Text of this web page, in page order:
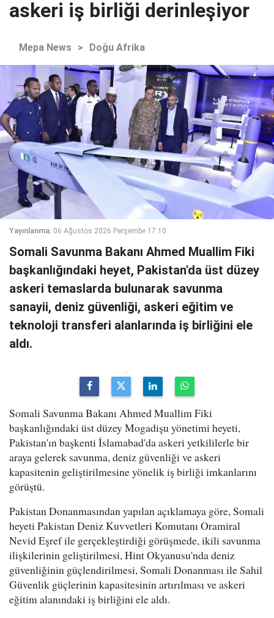
askeri iş birliği derinleşiyor
Mepa News > Doğu Afrika
Yayınlanma: 06 Ağustos 2026 Perşembe 17:10
Somali Savunma Bakanı Ahmed Muallim Fiki
başkanlığındaki heyet, Pakistan'da üst düzey
askeri temaslarda bulunarak savunma
sanayii, deniz güvenliği, askeri eğitim ve
teknoloji transferi alanlarında iş birliğini ele
aldı.
Somali Savunma Bakanı Ahmed Muallim Fiki
başkanlığındaki üst düzey Mogadişu yönetimi heyeti,
Pakistan'ın başkenti İslamabad'da askeri yetkililerle bir
araya gelerek savunma, deniz güvenliği ve askeri
kapasitenin geliştirilmesine yönelik iş birliği imkanlarını
görüştü.
Pakistan Donanmasından yapılan açıklamaya göre, Somali
heyeti Pakistan Deniz Kuvvetleri Komutanı Oramiral
Nevid Eşref ile gerçekleştirdiği görüşmede, ikili savunma
ilişkilerinin geliştirilmesi, Hint Okyanusu'nda deniz
güvenliğinin güçlendirilmesi, Somali Donanması ile Sahil
Güvenlik güçlerinin kapasitesinin artırılması ve askeri
eğitim alanındaki iş birliğini ele aldı.